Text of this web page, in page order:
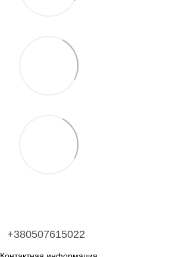
+380507615022